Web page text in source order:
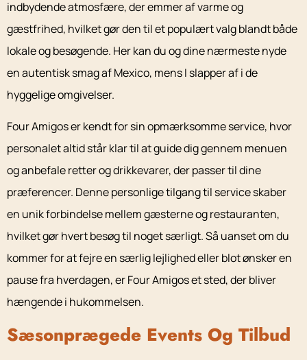
indbydende atmosfære, der emmer af varme og
gæstfrihed, hvilket gør den til et populært valg blandt både
lokale og besøgende. Her kan du og dine nærmeste nyde
en autentisk smag af Mexico, mens I slapper af i de
hyggelige omgivelser.
Four Amigos er kendt for sin opmærksomme service, hvor
personalet altid står klar til at guide dig gennem menuen
og anbefale retter og drikkevarer, der passer til dine
præferencer. Denne personlige tilgang til service skaber
en unik forbindelse mellem gæsterne og restauranten,
hvilket gør hvert besøg til noget særligt. Så uanset om du
kommer for at fejre en særlig lejlighed eller blot ønsker en
pause fra hverdagen, er Four Amigos et sted, der bliver
hængende i hukommelsen.
Sæsonprægede Events Og Tilbud